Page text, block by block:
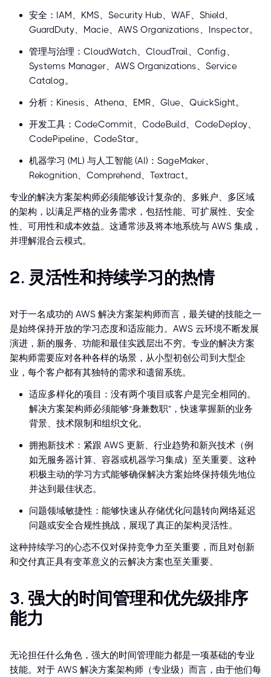
安全：IAM、KMS、Security Hub、WAF、Shield、
GuardDuty、Macie、AWS Organizations、Inspector。
管理与治理：CloudWatch、CloudTrail、Config、
Systems Manager、AWS Organizations、Service
Catalog。
分析：Kinesis、Athena、EMR、Glue、QuickSight。
开发工具：CodeCommit、CodeBuild、CodeDeploy、
CodePipeline、CodeStar。
机器学习 (ML) 与人工智能 (AI)：SageMaker、
Rekognition、Comprehend、Textract。
专业的解决方案架构师必须能够设计复杂的、多账户、多区域
的架构，以满足严格的业务需求，包括性能、可扩展性、安全
性、可用性和成本效益。这通常涉及将本地系统与 AWS 集成，
并理解混合云模式。
2. 灵活性和持续学习的热情
对于一名成功的 AWS 解决方案架构师而言，最关键的技能之一
是始终保持开放的学习态度和适应能力。AWS 云环境不断发展
演进，新的服务、功能和最佳实践层出不穷。专业的解决方案
架构师需要应对各种各样的场景，从小型初创公司到大型企
业，每个客户都有其独特的需求和遗留系统。
适应多样化的项目：没有两个项目或客户是完全相同的。
解决方案架构师必须能够“身兼数职”，快速掌握新的业务
背景、技术限制和组织文化。
拥抱新技术：紧跟 AWS 更新、行业趋势和新兴技术（例
如无服务器计算、容器或机器学习集成）至关重要。这种
积极主动的学习方式能够确保解决方案始终保持领先地位
并达到最佳状态。
问题领域敏捷性：能够快速从存储优化问题转向网络延迟
问题或安全合规性挑战，展现了真正的架构灵活性。
这种持续学习的心态不仅对保持竞争力至关重要，而且对创新
和交付真正具有变革意义的云解决方案也至关重要。
3. 强大的时间管理和优先级排序
能力
无论担任什么角色，强大的时间管理能力都是一项基础的专业
技能。对于 AWS 解决方案架构师（专业级）而言，由于他们每